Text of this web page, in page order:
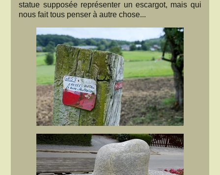
statue supposée représenter un escargot, mais qui
nous fait tous penser à autre chose...